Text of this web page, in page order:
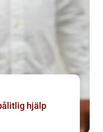
hjälp